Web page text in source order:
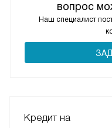
вопрос
Наш специалист
Кредит на